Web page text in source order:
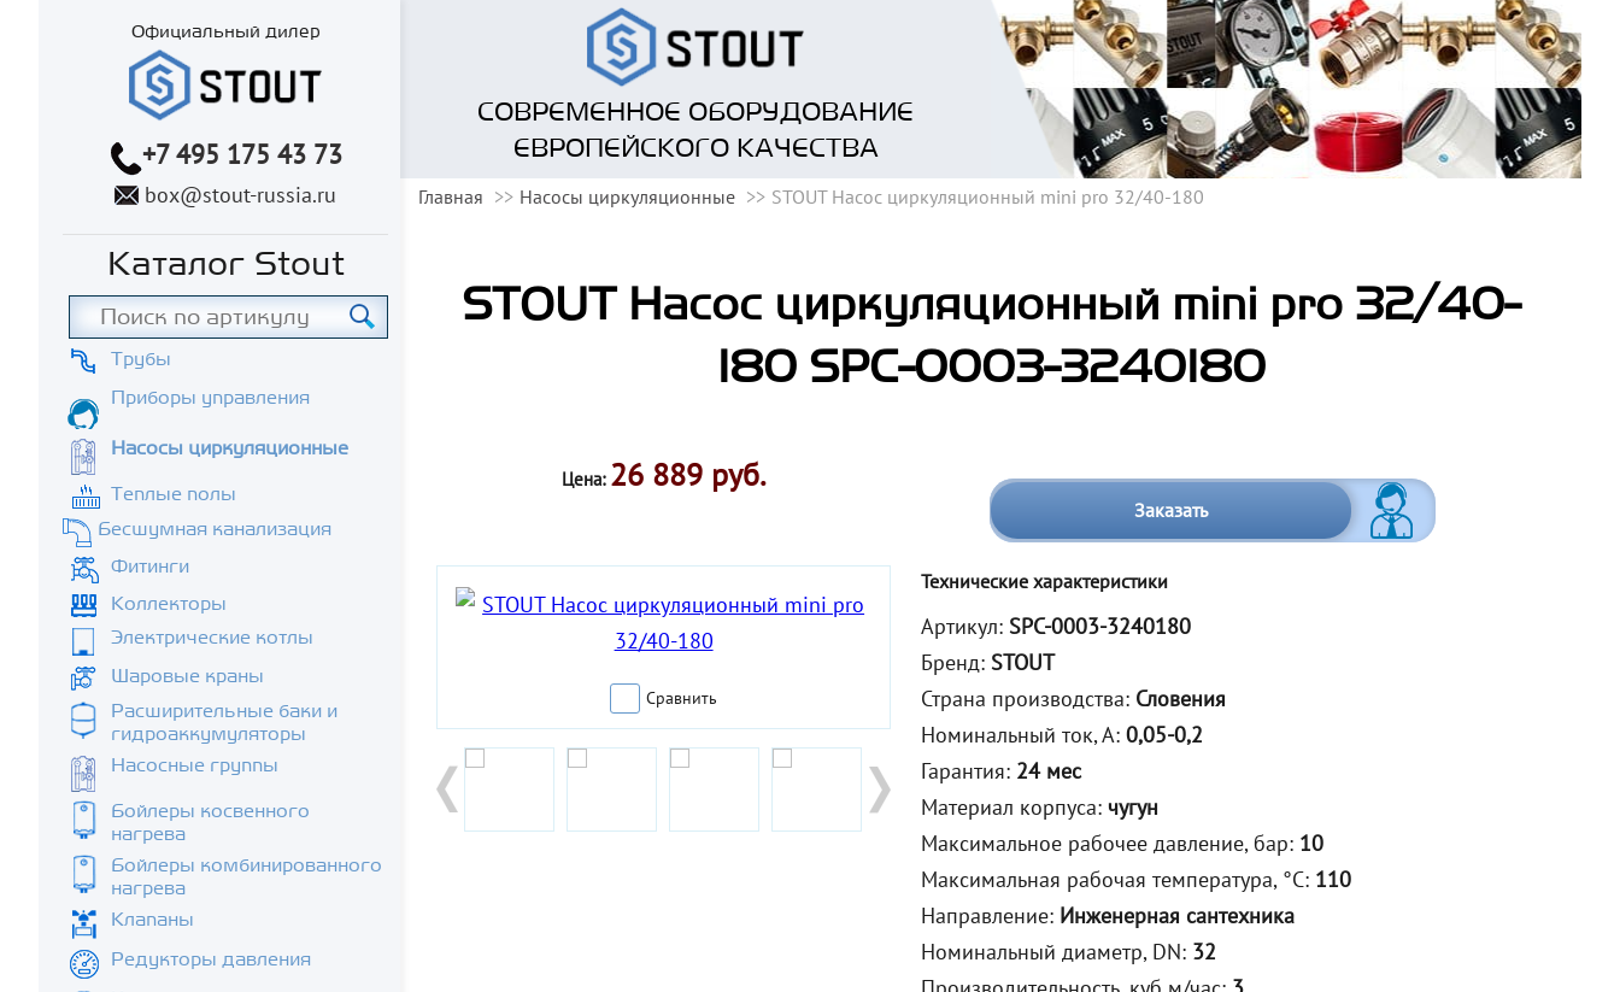
Официальный дилер
+7 495 175 43 73
box@stout-russia.ru
Каталог Stout
Трубы
Приборы управления
Насосы циркуляционные
Теплые полы
Бесшумная канализация
Фитинги
Коллекторы
Электрические котлы
Шаровые краны
Расширительные баки и
гидроаккумуляторы
Насосные группы
Бойлеры косвенного
нагрева
Бойлеры комбинированного
нагрева
Клапаны
Редукторы давления
СОВРЕМЕННОЕ ОБОРУДОВАНИЕ
ЕВРОПЕЙСКОГО КАЧЕСТВА
Главная Насосы циркуляционные STOUT Насос циркуляционный mini pro 32/40-180
STOUT Насос циркуляционный mini pro 32/40-
180 SPC-0003-3240180
Цена: 26 889 руб.
Заказать
Сравнить
Технические характеристики
Артикул: SPC-0003-3240180
Бренд: STOUT
Страна производства: Словения
Номинальный ток, А:0,05-0,2
Гарантия: 24 мес
Материал корпуса:чугун
Максимальное рабочее давление, бар: 10
Максимальная рабочая температура, °С: 110
Направление: Инженерная сантехника
Номинальный диаметр, DN: 32